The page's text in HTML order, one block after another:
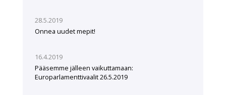
28.5.2019
Onnea uudet mepit!
16.4.2019
Pääsemme jälleen vaikuttamaan:
Europarlamenttivaalit 26.5.2019